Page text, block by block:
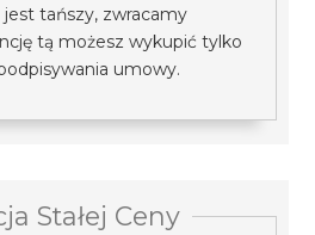
tańszy, zwracamy
tą możesz wykupić tylko
umowy.
Stałej Ceny